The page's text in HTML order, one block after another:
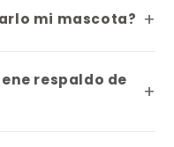
mi mascota?
respaldo de